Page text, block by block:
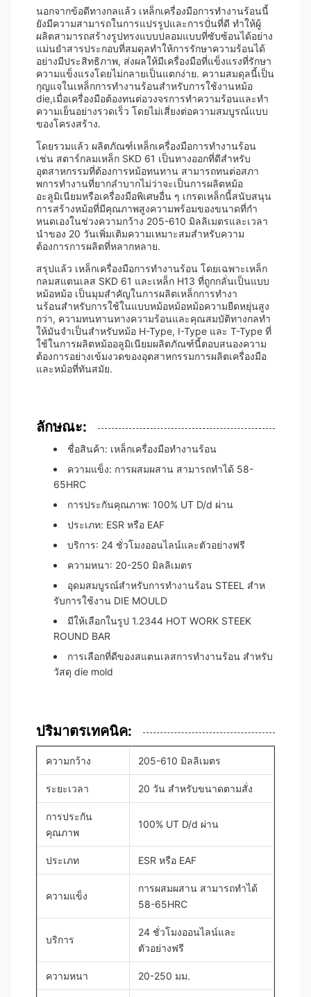
นอกจากข้อดีทางกลแล้ว เหล็กเครื่องมือการทํางานร้อนนี้
ยังมีความสามารถในการแปรรูปและการปั่นที่ดี ทําให้ผู้
ผลิตสามารถสร้างรูปทรงแบบปลอมแบบที่ซับซ้อนได้อย่าง
แม่นยําสารประกอบที่สมดุลทําให้การรักษาความร้อนได้
อย่างมีประสิทธิภาพ, ส่งผลให้มีเครื่องมือที่แข็งแรงที่รักษา
ความแข็งแรงโดยไม่กลายเป็นแตกง่าย. ความสมดุลนี้เป็น
กุญแจในเหล็กการทํางานร้อนสําหรับการใช้งานหม้อ
die,เมื่อเครื่องมือต้องทนต่อวงจรการทําความร้อนและทํา
ความเย็นอย่างรวดเร็ว โดยไม่เสี่ยงต่อความสมบูรณ์แบบ
ของโครงสร้าง.
โดยรวมแล้ว ผลิตภัณฑ์เหล็กเครื่องมือการทํางานร้อน
เช่น สตาร์กลมเหล็ก SKD 61 เป็นทางออกที่ดีสําหรับ
อุตสาหกรรมที่ต้องการหม้อทนทาน สามารถทนต่อสภา
พการทํางานที่ยากลําบากไม่ว่าจะเป็นการผลิตหม้อ
อะลูมิเนียมหรือเครื่องมือพิเศษอื่น ๆ เกรดเหล็กนี้สนับสนุน
การสร้างหม้อที่มีคุณภาพสูงความพร้อมของขนาดที่กํา
หนดเองในช่วงความกว้าง 205-610 มิลลิเมตรและเวลา
นําของ 20 วันเพิ่มเติมความเหมาะสมสําหรับความ
ต้องการการผลิตที่หลากหลาย.
สรุปแล้ว เหล็กเครื่องมือการทํางานร้อน โดยเฉพาะเหล็ก
กลมสแตนเลส SKD 61 และเหล็ก H13 ที่ถูกกลั่นเป็นแบบ
หม้อหม้อ เป็นมุมสําคัญในการผลิตเหล็กการทํางา
นร้อนสําหรับการใช้ในแบบหม้อหม้อหม้อความยืดหยุ่นสูง
กว่า, ความทนทานทางความร้อนและคุณสมบัติทางกลทํา
ให้มันจําเป็นสําหรับหม้อ H-Type, I-Type และ T-Type ที่
ใช้ในการผลิตหม้ออลูมิเนียมผลิตภัณฑ์นี้ตอบสนองความ
ต้องการอย่างเข้มงวดของอุตสาหกรรมการผลิตเครื่องมือ
และหม้อที่ทันสมัย.
ลักษณะ:
ชื่อสินค้า: เหล็กเครื่องมือทํางานร้อน
ความแข็ง: การผสมผสาน สามารถทําได้ 58-
65HRC
การประกันคุณภาพ: 100% UT D/d ผ่าน
ประเภท: ESR หรือ EAF
บริการ: 24 ชั่วโมงออนไลน์และตัวอย่างฟรี
ความหนา: 20-250 มิลลิเมตร
อุดมสมบูรณ์สําหรับการทํางานร้อน STEEL สําห
รับการใช้งาน DIE MOULD
มีให้เลือกในรูป 1.2344 HOT WORK STEEK
ROUND BAR
การเลือกที่ดีของสแตนเลสการทํางานร้อน สําหรับ
วัสดุ die mold
ปริมาตรเทคนิค:
ความกว้าง 205-610 มิลลิเมตร
ระยะเวลา 20 วัน สําหรับขนาดตามสั่ง
การประกัน
คุณภาพ
100% UT D/d ผ่าน
ประเภท ESR หรือ EAF
ความแข็ง
การผสมผสาน สามารถทําได้
58-65HRC
บริการ
24 ชั่วโมงออนไลน์และ
ตัวอย่างฟรี
ความหนา 20-250 มม.